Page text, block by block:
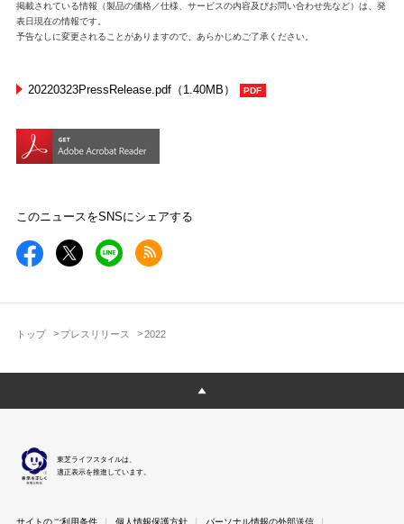
トップ プレスリリース 2022
掲載されている情報（製品の価格／仕様、サービスの内容及びお問い合わせ先など）は、発
表日現在の情報です。
予告なしに変更されることがありますので、あらかじめご了承ください。
20220323PressRelease.pdf（1.40MB）
このニュースをSNSにシェアする
東芝ライフスタイルは、
適正表示を推進しています。